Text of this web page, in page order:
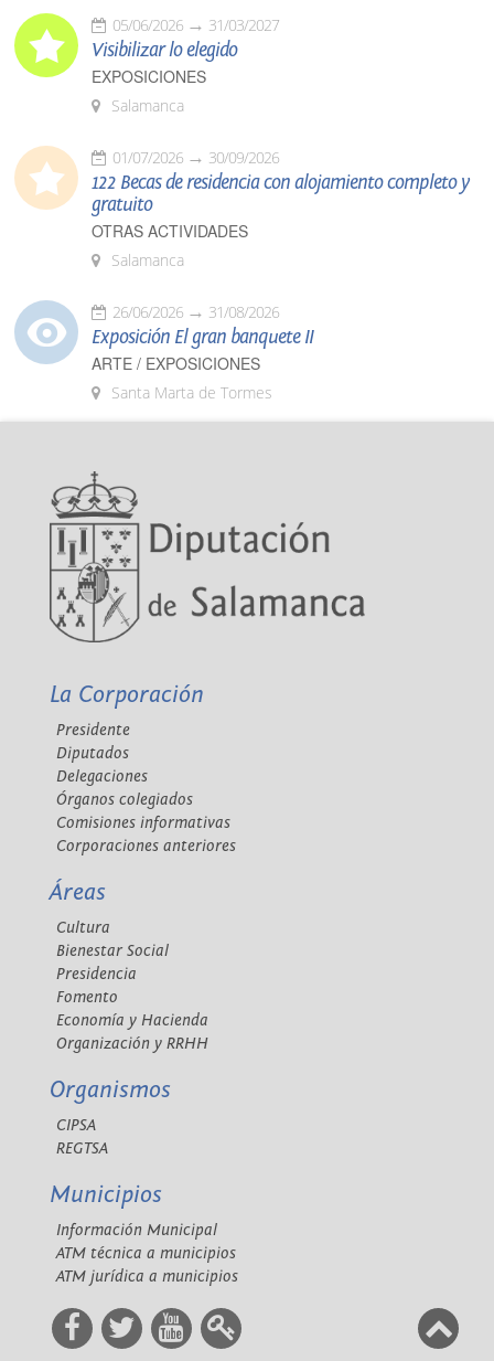
05/06/2026 31/03/2027
Visibilizar lo elegido
EXPOSICIONES
Salamanca
01/07/2026 30/09/2026
122 Becas de residencia con alojamiento completo y
gratuito
OTRAS ACTIVIDADES
Salamanca
26/06/2026 31/08/2026
Exposición El gran banquete II
ARTE / EXPOSICIONES
Santa Marta de Tormes
La Corporación
Presidente
Diputados
Delegaciones
Órganos colegiados
Comisiones informativas
Corporaciones anteriores
Áreas
Cultura
Bienestar Social
Presidencia
Fomento
Economía y Hacienda
Organización y RRHH
Organismos
CIPSA
REGTSA
Municipios
Información Municipal
ATM técnica a municipios
ATM jurídica a municipios